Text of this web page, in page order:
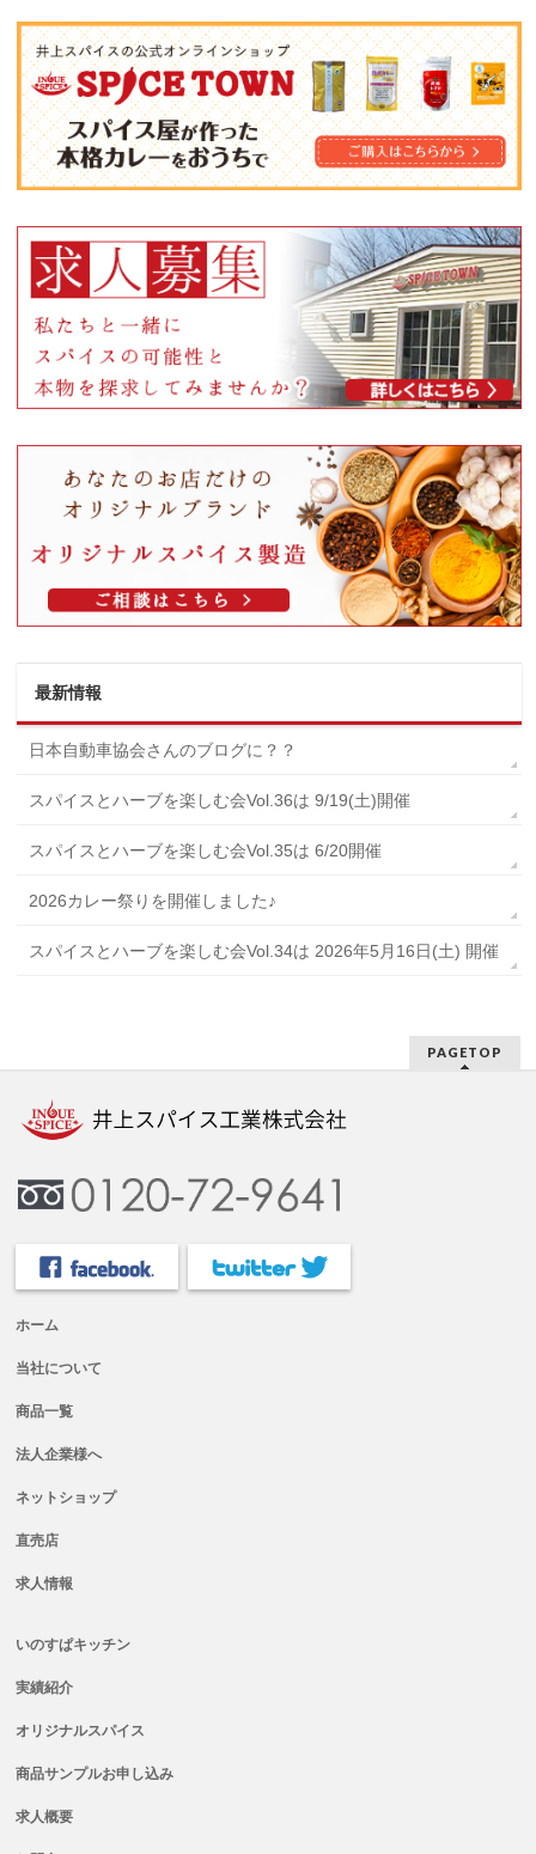
最新情報
日本自動車協会さんのブログに？？
スパイスとハーブを楽しむ会Vol.36は 9/19(土)開催
スパイスとハーブを楽しむ会Vol.35は 6/20開催
2026カレー祭りを開催しました♪
スパイスとハーブを楽しむ会Vol.34は 2026年5月16日(土) 開催
PAGETOP
ホーム
当社について
商品一覧
法人企業様へ
ネットショップ
直売店
求人情報
いのすぱキッチン
実績紹介
オリジナルスパイス
商品サンプルお申し込み
求人概要